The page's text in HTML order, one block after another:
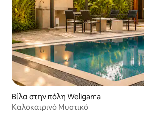
Βίλα στην πόλη Weligama
Καλοκαιρινό Μυστικό